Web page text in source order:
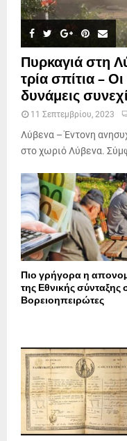
Πυρκαγιά στη
τρία σπίτια –
δυνάμεις
11 Σεπτεμβρίου, 2023
Λύβενα – Έντονη
στο χωριό Λύβενα.
Πιο γρήγορα η
της Εθνικής σύνταξης
Βορειοηπειρώτες